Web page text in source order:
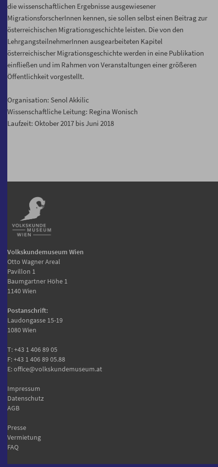
die wissenschaftlichen Ergebnisse ausgewiesener
MigrationsforscherInnen kennen, sie sollen selbst einen Beitrag zur
österreichischen Migrationsgeschichte leisten. Die von den
LehrgangsteilnehmerInnen ausgearbeiteten Kapitel
österreichischer Migrationsgeschichte werden in eine Publikation
einfließen und im Rahmen von Veranstaltungen einer größeren
Öffentlichkeit vorgestellt.
Organisation: Senol Akkilic
Wissenschaftliche Leitung: Regina Wonisch
Laufzeit: Oktober 2017 bis Juni 2018
Volkskundemuseum Wien
Otto Wagner Areal
Pavillon 1
Baumgartner Höhe 1
1140 Wien
Postanschrift:
Laudongasse 15-19
1080 Wien
T:+43 1 406 89 05
F: +43 1 406 89 05.88
E:office@volkskundemuseum.at
Impressum
Datenschutz
AGB
Presse
Vermietung
FAQ